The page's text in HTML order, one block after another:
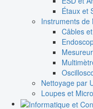
Étaux et
Instruments de
Câbles
Nettoyage par
Loupes et